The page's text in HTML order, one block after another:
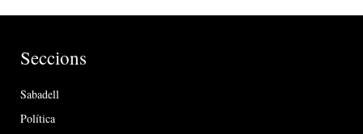
Seccions
Sabadell
Política